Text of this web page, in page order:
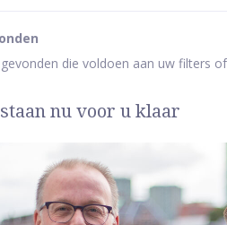
die voldoen aan uw filters
nu voor u klaar